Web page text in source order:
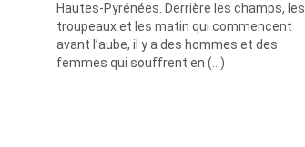
Hautes-Pyrénées. Derrière les champs, les
troupeaux et les matin qui commencent
avant l’aube, il y a des hommes et des
femmes qui souffrent en (…)